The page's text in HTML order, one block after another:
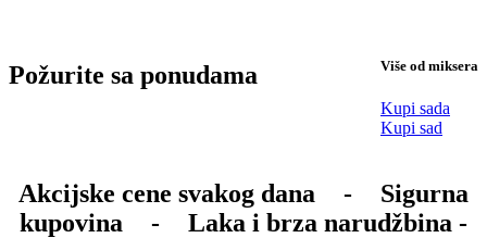
Požurite sa ponudama Više od miksera
Kupi sada
Kupi sad
Akcijske cene svakog dana -
Sigurna
kupovina
- Laka i brza narudžbina -